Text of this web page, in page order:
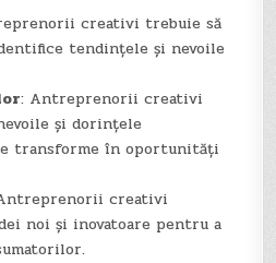
creativi trebuie să
tendințele și nevoile
: Antreprenorii creativi
și dorințele
transforme în oportunități
creativi
noi și inovatoare pentru a